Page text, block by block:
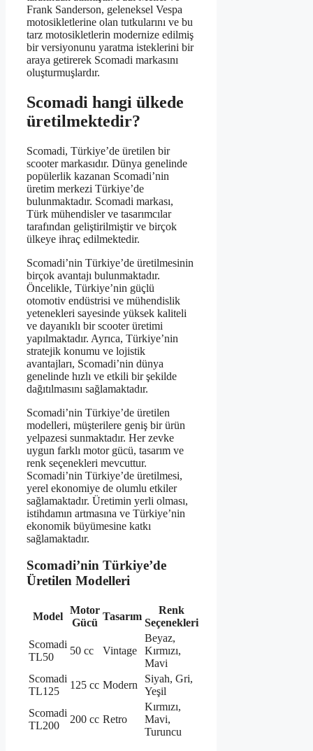
Frank Sanderson, geleneksel Vespa
motosikletlerine olan tutkularını ve bu
tarz motosikletlerin modernize edilmiş
bir versiyonunu yaratma isteklerini bir
araya getirerek Scomadi markasını
oluşturmuşlardır.
Scomadi hangi ülkede
üretilmektedir?
Scomadi, Türkiye’de üretilen bir
scooter markasıdır. Dünya genelinde
popülerlik kazanan Scomadi’nin
üretim merkezi Türkiye’de
bulunmaktadır. Scomadi markası,
Türk mühendisler ve tasarımcılar
tarafından geliştirilmiştir ve birçok
ülkeye ihraç edilmektedir.
Scomadi’nin Türkiye’de üretilmesinin
birçok avantajı bulunmaktadır.
Öncelikle, Türkiye’nin güçlü
otomotiv endüstrisi ve mühendislik
yetenekleri sayesinde yüksek kaliteli
ve dayanıklı bir scooter üretimi
yapılmaktadır. Ayrıca, Türkiye’nin
stratejik konumu ve lojistik
avantajları, Scomadi’nin dünya
genelinde hızlı ve etkili bir şekilde
dağıtılmasını sağlamaktadır.
Scomadi’nin Türkiye’de üretilen
modelleri, müşterilere geniş bir ürün
yelpazesi sunmaktadır. Her zevke
uygun farklı motor gücü, tasarım ve
renk seçenekleri mevcuttur.
Scomadi’nin Türkiye’de üretilmesi,
yerel ekonomiye de olumlu etkiler
sağlamaktadır. Üretimin yerli olması,
istihdamın artmasına ve Türkiye’nin
ekonomik büyümesine katkı
sağlamaktadır.
Scomadi’nin Türkiye’de
Üretilen Modelleri
Model
Motor
Gücü
Tasarım
Renk
Seçenekleri
Scomadi
TL50
50 cc Vintage
Beyaz,
Kırmızı,
Mavi
Scomadi
TL125
125 cc Modern
Siyah, Gri,
Yeşil
Scomadi
TL200
200 cc Retro
Kırmızı,
Mavi,
Turuncu